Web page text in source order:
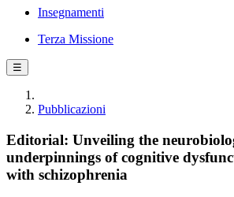
Insegnamenti
Terza Missione
☰
Pubblicazioni
Editorial: Unveiling the
underpinnings of cognitive
with schizophrenia